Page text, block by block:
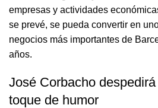
empresas y actividades
se prevé, se pueda convertir en
negocios más importantes de
años.
José Corbacho
toque de humor